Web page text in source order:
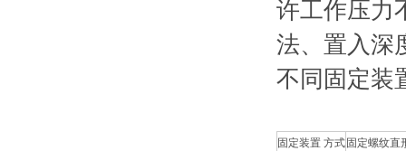
许工作压力
法、置入深
不同固定装
固定装置 方式 固定螺纹直